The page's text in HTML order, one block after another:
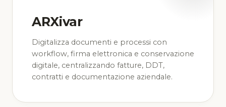
ARXivar
Digitalizza documenti e processi con
workflow, firma elettronica e conservazione
digitale, centralizzando fatture, DDT,
contratti e documentazione aziendale.